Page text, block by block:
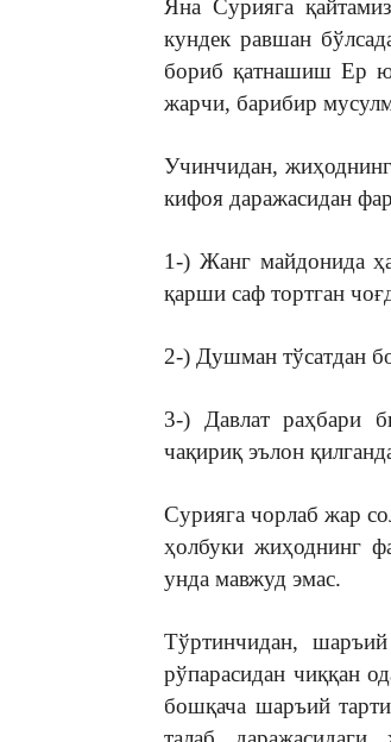
Яна Сурияга
кундек равшан
бориб қатнашиш Ер
жарчи, барибир
Учинчидан,
кифоя даражасидан
1-) Жанг майдонида
қарши саф тортган
2-) Душман тўсатдан
3-) Давлат раҳбари
чақириқ эълон
Сурияга чорлаб жар
ҳолбуки жиҳоднинг
унда мавжуд эмас.
Тўртинчидан,
рўпарасидан чиққан
бошқача шаръий